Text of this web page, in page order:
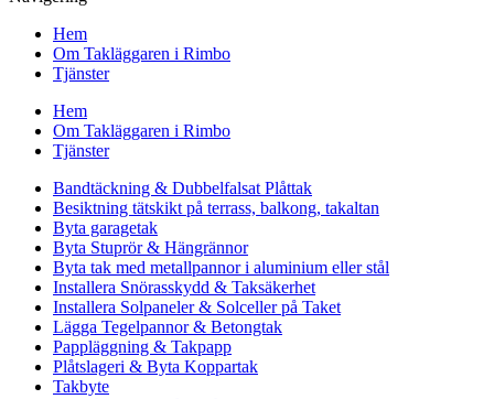
Hem
Om Takläggaren i Rimbo
Tjänster
Hem
Om Takläggaren i Rimbo
Tjänster
Bandtäckning & Dubbelfalsat Plåttak
Besiktning tätskikt på terrass, balkong, takaltan
Byta garagetak
Byta Stuprör & Hängrännor
Byta tak med metallpannor i aluminium eller stål
Installera Snörasskydd & Taksäkerhet
Installera Solpaneler & Solceller på Taket
Lägga Tegelpannor & Betongtak
Pappläggning & Takpapp
Plåtslageri & Byta Koppartak
Takbyte